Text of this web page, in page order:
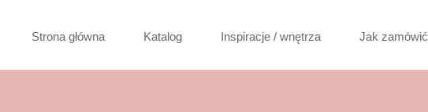
Strona główna Katalog Inspiracje / wnętrza Jak zamówić